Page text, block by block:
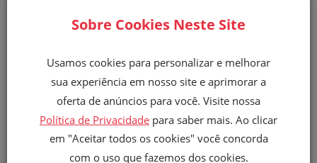
FINNA BAUNILHA
TRADICIONAL -
400G
+ Detalhes
Sobre Cookies Neste Site
Usamos cookies para personalizar e melhorar
sua experiência em nosso site e aprimorar a
oferta de anúncios para você. Visite nossa
Política de Privacidade para saber mais. Ao clicar
em "Aceitar todos os cookies" você concorda
com o uso que fazemos dos cookies.